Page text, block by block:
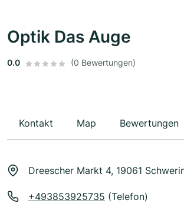
Optik Das Auge
0.0 (0 Bewertungen)
Kontakt Map Bewertungen
Dreescher Markt 4, 19061
+493853925735 (Telefon)